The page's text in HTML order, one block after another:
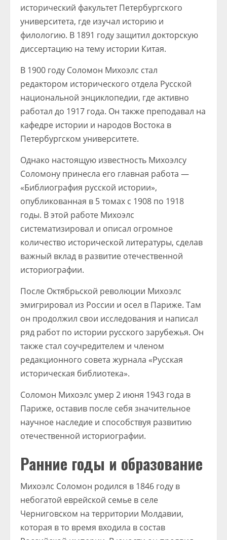
исторический факультет Петербургского
университета, где изучал историю и
филологию. В 1891 году защитил докторскую
диссертацию на тему истории Китая.
В 1900 году Соломон Михоэлс стал
редактором исторического отдела Русской
национальной энциклопедии, где активно
работал до 1917 года. Он также преподавал на
кафедре истории и народов Востока в
Петербургском университете.
Однако настоящую известность Михоэлсу
Соломону принесла его главная работа —
«Библиография русской истории»,
опубликованная в 5 томах с 1908 по 1918
годы. В этой работе Михоэлс
систематизировал и описал огромное
количество исторической литературы, сделав
важный вклад в развитие отечественной
историографии.
После Октябрьской революции Михоэлс
эмигрировал из России и осел в Париже. Там
он продолжил свои исследования и написал
ряд работ по истории русского зарубежья. Он
также стал соучредителем и членом
редакционного совета журнала «Русская
историческая библиотека».
Соломон Михоэлс умер 2 июня 1943 года в
Париже, оставив после себя значительное
научное наследие и способствуя развитию
отечественной историографии.
Ранние годы и образование
Михоэлс Соломон родился в 1846 году в
небогатой еврейской семье в селе
Черниговском на территории Молдавии,
которая в то время входила в состав